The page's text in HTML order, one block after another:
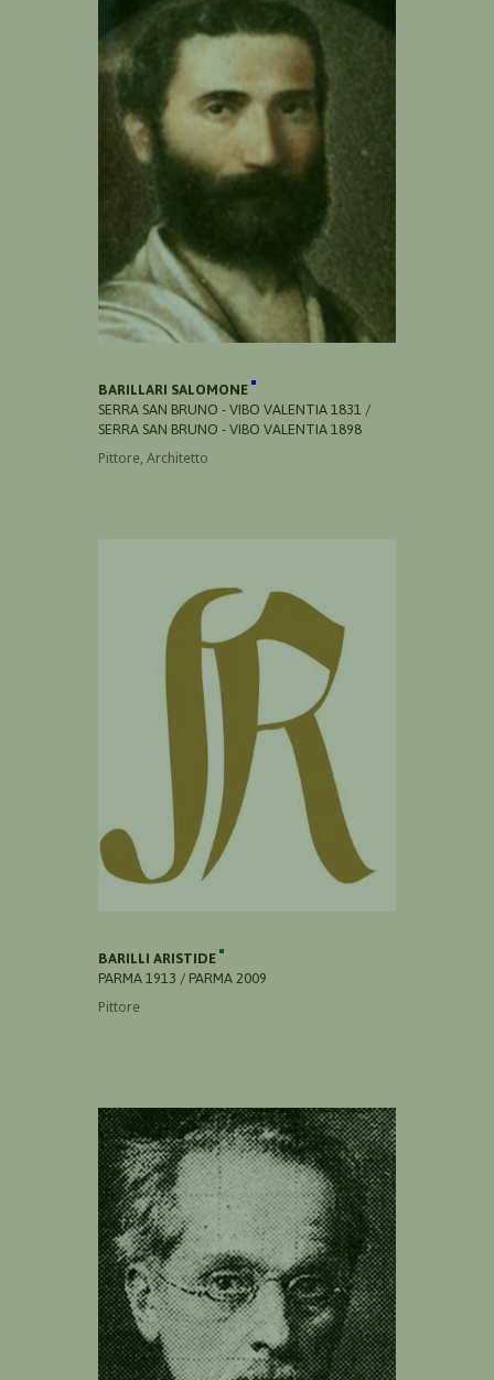
BARILLARI SALOMONE
SERRA SAN BRUNO - VIBO VALENTIA 1831 /
SERRA SAN BRUNO - VIBO VALENTIA 1898
Pittore, Architetto
BARILLI ARISTIDE
PARMA 1913 / PARMA 2009
Pittore